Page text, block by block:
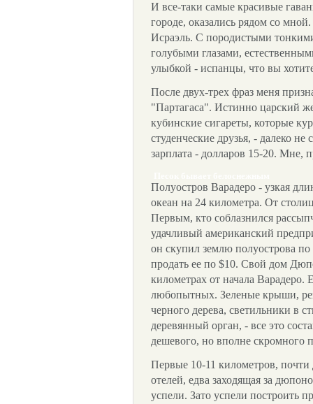
И все-таки самые красивые
городе, оказались рядом со
Исраэль. С породистыми
голубыми глазами,
улыбкой - испанцы, что вы
После двух-трех фраз меня
"Партагаса". Истинно царский
кубинские сигареты, которые
студенческие друзья, - далеко
зарплата - долларов 15-20. Мне,
Полуостров Варадеро - узкая
океан на 24 километра. От
Первым, кто соблазнился
удачливый американский
он скупил землю полуострова по
продать ее по $10. Свой дом
километрах от начала Варадеро.
любопытных. Зеленые крыши,
черного дерева, светильники в
деревянный орган, - все это
дешевого, но вполне скромного
Первые 10-11 километров, почти
отелей, едва заходящая за
успели. Зато успели построить